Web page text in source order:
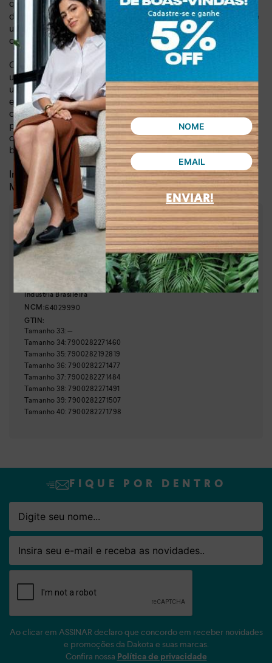
Nome
Email
ENVIAR!
qualidade e o peso de apenas 0,599 kgasseguram
durabilidade e leveza, proporcionando uma experiência de
uso prazerosa. Adquira já o seu e transforme qualquer look
com um toque de elegância despretensiosa.
O Slide Dakota Flatform Marrom é mais que um calçado: é
uma escolha de estilo de vida. Imagine-se desfrutando de
um passeio relaxante, uma tarde de compras ou um
encontro casual com as amigas, sempre com o máximo de
conforto e um visual impecável. Este é o momento ideal
para elevar seu estilo e adicionar um item de desejo ao seu
closet. Não perca a chance de ter um slide que combina
beleza, conforto e tendências.
Indicado para: Dia a dia, lazer
Material:Sintético
Altura da sola: 2,00 cm
Cor: Marrom
Referência Y9393-00001
Indústria Brasileira
NCM:64029990
GTIN:
Tamanho 33:—
Tamanho 34:7900282271460
Tamanho 35:7900282192819
Tamanho 36:7900282271477
Tamanho 37:7900282271484
Tamanho 38:7900282271491
Tamanho 39:7900282271507
Tamanho40:7900282271798
FIQUE POR DENTRO
Nome
Email
Ao clicar em ASSINAR declaro que concordo em receber novidades
e promoções da Dakota e suas marcas.
Confira nossa Política de privacidade